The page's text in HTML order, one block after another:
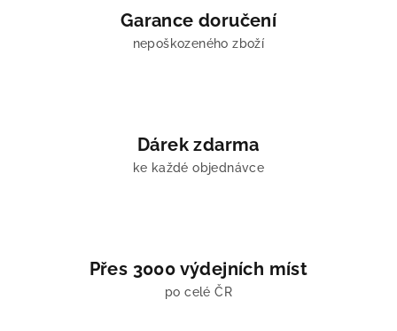
í
p
r
ý
p
Garance doručení
nepoškozeného zboží
Dárek zdarma
ke každé objednávce
Přes 3000 výdejních míst
po celé ČR